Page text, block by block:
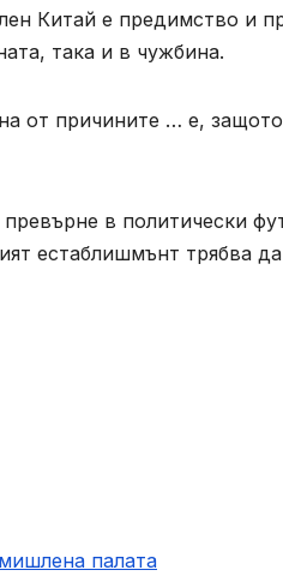
Китай е предимство и
така и в чужбина.
от причините … е,
в политически
естаблишмънт трябва
палaта